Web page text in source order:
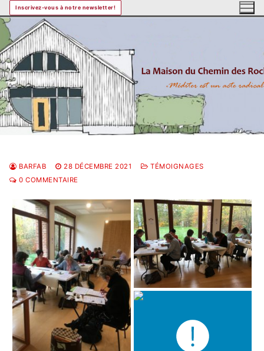
Aller
au
contenu
Inscrivez-vous à notre newsletter!
BARFAB 28 DÉCEMBRE 2021
TÉMOIGNAGES
0 COMMENTAIRE